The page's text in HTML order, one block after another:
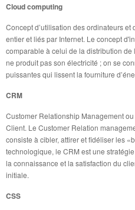
Cloud computing
Concept d’utilisation des ordinateurs
entier et liés par Internet. Le concept
comparable à celui de la distribution
ne produit pas son électricité ; on se
puissantes qui lissent la fourniture
CRM
Customer Relationship Management
Client. Le Customer Relation
consiste à cibler, attirer et fidéliser les
technologique, le CRM est une
la connaissance et la satisfaction du
initiale.
CSS